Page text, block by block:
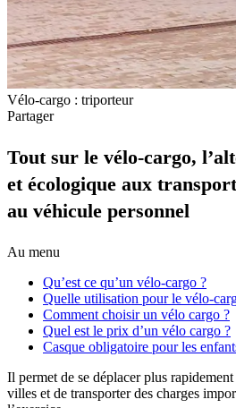
Vélo-cargo : triporteur
Partager
Tout sur le vélo-cargo,
et écologique aux
au véhicule personnel
Au menu
Qu’est ce qu’un vélo-cargo ?
Quelle utilisation pour le vélo-
Comment choisir un vélo cargo ?
Quel est le prix d’un vélo cargo ?
Casque obligatoire pour les
Il permet de se déplacer plus
villes et de transporter des charges